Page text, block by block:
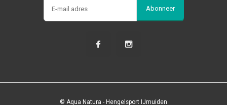
Abonneer
© Aqua Natura - Hengelsport IJmuiden